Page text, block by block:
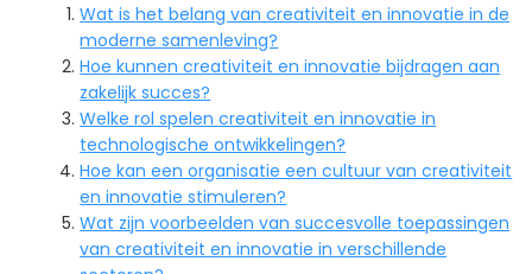
Wat is het belang van creativiteit en innovatie in de
moderne samenleving?
Hoe kunnen creativiteit en innovatie bijdragen aan
zakelijk succes?
Welke rol spelen creativiteit en innovatie in
technologische ontwikkelingen?
Hoe kan een organisatie een cultuur van creativiteit
en innovatie stimuleren?
Wat zijn voorbeelden van succesvolle toepassingen
van creativiteit en innovatie in verschillende